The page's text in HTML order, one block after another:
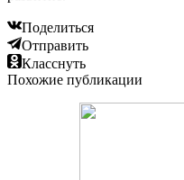
Поделиться
Отправить
Класснуть
Похожие публикации